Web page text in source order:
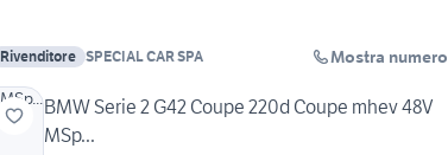
Rivenditore SPECIAL CAR SPA Mostra numero
BMW Serie 2 G42 Coupe 220d Coupe mhev 48V
MSp...